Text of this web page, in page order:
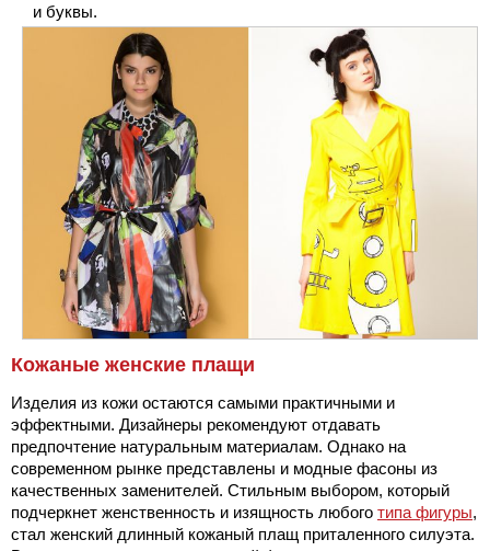
и буквы.
Кожаные женские плащи
Изделия из кожи остаются самыми практичными и
эффектными. Дизайнеры рекомендуют отдавать
предпочтение натуральным материалам. Однако на
современном рынке представлены и модные фасоны из
качественных заменителей. Стильным выбором, который
подчеркнет женственность и изящность любого типа фигуры,
стал женский длинный кожаный плащ приталенного силуэта.